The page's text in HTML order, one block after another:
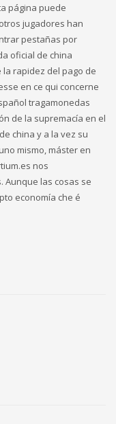
página puede
jugadores han
pestañas por
oficial de china
rapidez del pago de
en ce qui concerne
tragamonedas
de la supremacía en el
china y a la vez su
mismo, máster en
nos
Aunque las cosas se
economía che é